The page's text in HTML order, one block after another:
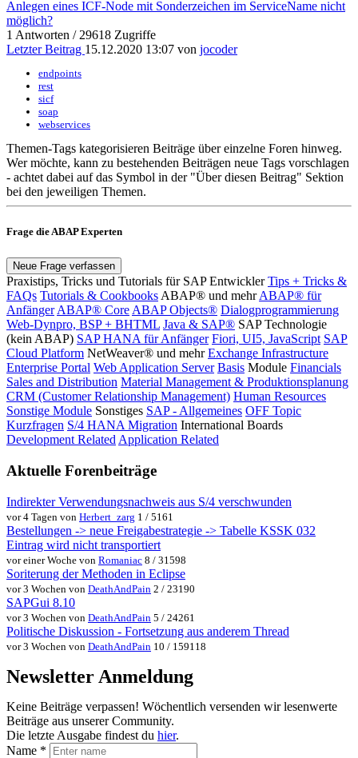
Anlegen eines ICF-Node mit Sonderzeichen im ServiceName nicht
möglich?
1 Antworten / 29618 Zugriffe
Letzter Beitrag 15.12.2020 13:07 von jocoder
endpoints
rest
sicf
soap
webservices
Themen-Tags kategorisieren Beiträge über einzelne Foren hinweg.
Wer möchte, kann zu bestehenden Beiträgen neue Tags vorschlagen
- achtet dabei auf das Symbol in der "Über diesen Beitrag" Sektion
bei den jeweiligen Themen.
Frage die ABAP Experten
Neue Frage verfassen
Praxistips, Tricks und Tutorials für SAP Entwickler Tips + Tricks &
FAQs Tutorials & CookbooksABAP® und mehrABAP® für
AnfängerABAP® CoreABAP Objects® Dialogprogrammierung
Web-Dynpro, BSP + BHTML Java & SAP® SAP Technologie
(kein ABAP) SAP HANA für Anfänger Fiori, UI5, JavaScript SAP
Cloud Platform NetWeaver® und mehr Exchange Infrastructure
Enterprise Portal Web Application Server Basis Module Financials
Sales and Distribution Material Management & Produktionsplanung
CRM (Customer Relationship Management) Human Resources
Sonstige Module Sonstiges SAP - Allgemeines OFF Topic
Kurzfragen S/4 HANA Migration International Boards
Development RelatedApplication Related
Aktuelle Forenbeiträge
Indirekter Verwendungsnachweis aus S/4 verschwunden
vor 4 Tagen von Herbert_zarg 1 / 5161
Bestellungen -> neue Freigabestrategie -> Tabelle KSSK 032
Eintrag wird nicht transportiert
vor einer Woche von Romaniac 8 / 31598
Soriterung der Methoden in Eclipse
vor 3 Wochen von DeathAndPain 2 / 23190
SAPGui 8.10
vor 3 Wochen von DeathAndPain 5 / 24261
Politische Diskussion - Fortsetzung aus anderem Thread
vor 3 Wochen von DeathAndPain 10 / 159118
Newsletter Anmeldung
Keine Beiträge verpassen! Wöchentlich versenden wir lesenwerte
Beiträge aus unserer Community.
Die letzte Ausgabe findest du hier.
Name *